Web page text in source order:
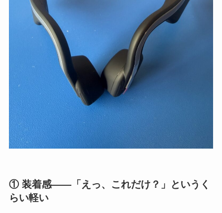
① 装着感——「えっ、これだけ？」というく
らい軽い